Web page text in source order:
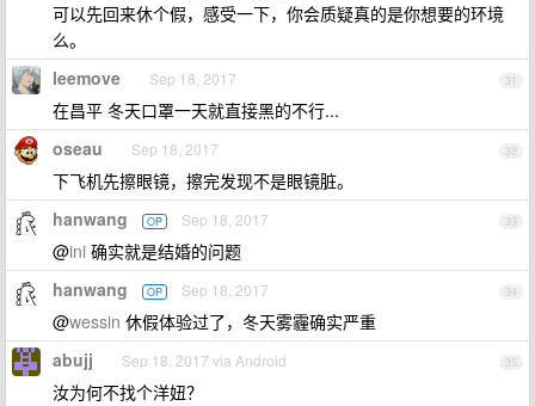
可以先回来休个假，感受一下，你会质疑真的是你想要的环境
么。
31
leemove Sep 18, 2017
在昌平 冬天口罩一天就直接黑的不行...
32
oseau Sep 18, 2017
下飞机先擦眼镜，擦完发现不是眼镜脏。
33
hanwang OP Sep 18, 2017
@ini 确实就是结婚的问题
34
hanwang OP Sep 18, 2017
@wessin 休假体验过了，冬天雾霾确实严重
35
abujj Sep 18, 2017 via Android
汝为何不找个洋妞？